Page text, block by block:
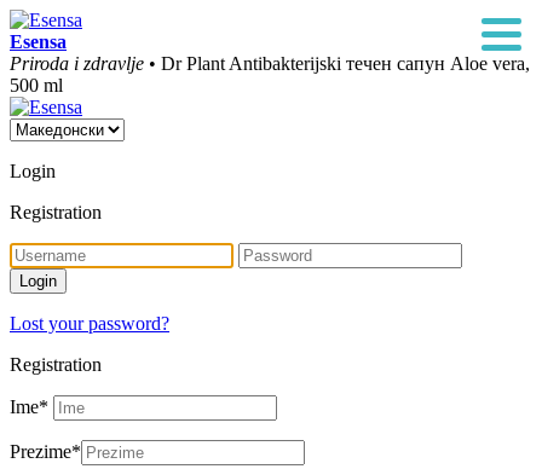
Esensa
Priroda i zdravlje • Dr Plant Antibakterijski течен сапун Aloe vera,
500 ml
Login
Registration
Lost your password?
Registration
Ime*
Prezime*